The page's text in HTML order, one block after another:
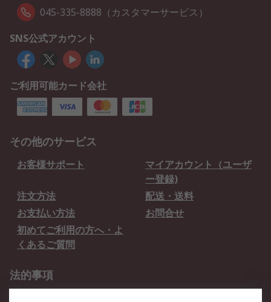
045-335-8888（カスタマーサービス）
SNS公式アカウント
ご利用可能カード会社
その他のサービス
お客様サポート
マイアカウント（ユーザ
ー登録)
注文方法
配送・送料
お支払い方法
お問合せ
初めてご利用の方へ・よ
くあるご質問
法的事項